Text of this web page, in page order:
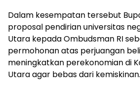
Dalam kesempatan tersebut
proposal pendirian universitas
Utara kepada Ombudsman RI
permohonan atas perjuangan
meningkatkan perekonomian di
Utara agar bebas dari kemiskinan.